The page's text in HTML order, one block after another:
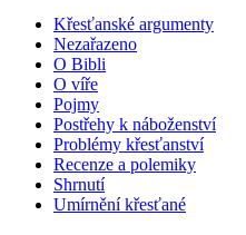
Křesťanské argumenty
Nezařazeno
O Bibli
O víře
Pojmy
Postřehy k náboženství
Problémy křesťanství
Recenze a polemiky
Shrnutí
Umírnění křesťané